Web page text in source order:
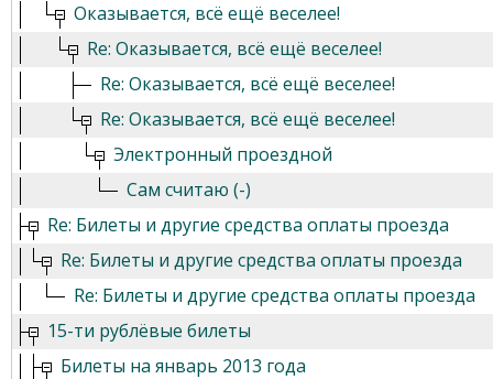
Оказывается, всё ещё веселее!
Re: Оказывается, всё ещё веселее!
Re: Оказывается, всё ещё веселее!
Re: Оказывается, всё ещё веселее!
Электронный проездной
Сам считаю (-)
Re: Билеты и другие средства оплаты проезда
Re: Билеты и другие средства оплаты проезда
Re: Билеты и другие средства оплаты проезда
15-ти рублёвые билеты
Билеты на январь 2013 года